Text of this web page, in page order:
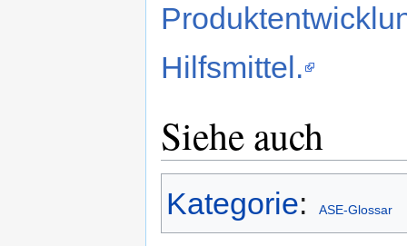
Hilfsmittel.
Siehe auch
Kategorie: ASE-Glossar